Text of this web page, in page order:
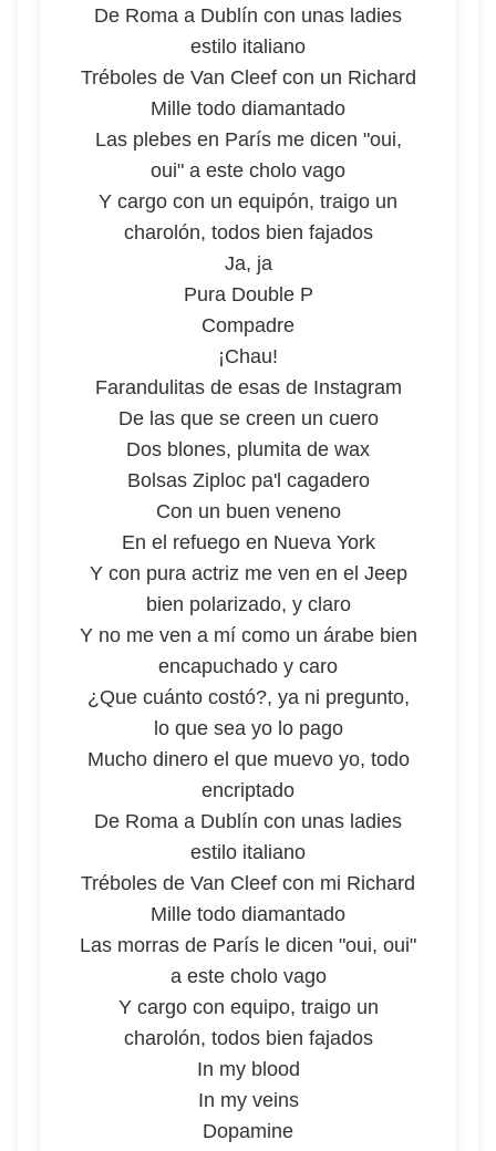
De Roma a Dublín con unas ladies
estilo italiano
Tréboles de Van Cleef con un Richard
Mille todo diamantado
Las plebes en París me dicen "oui,
oui" a este cholo vago
Y cargo con un equipón, traigo un
charolón, todos bien fajados
Ja, ja
Pura Double P
Compadre
¡Chau!
Farandulitas de esas de Instagram
De las que se creen un cuero
Dos blones, plumita de wax
Bolsas Ziploc pa'l cagadero
Con un buen veneno
En el refuego en Nueva York
Y con pura actriz me ven en el Jeep
bien polarizado, y claro
Y no me ven a mí como un árabe bien
encapuchado y caro
¿Que cuánto costó?, ya ni pregunto,
lo que sea yo lo pago
Mucho dinero el que muevo yo, todo
encriptado
De Roma a Dublín con unas ladies
estilo italiano
Tréboles de Van Cleef con mi Richard
Mille todo diamantado
Las morras de París le dicen "oui, oui"
a este cholo vago
Y cargo con equipo, traigo un
charolón, todos bien fajados
In my blood
In my veins
Dopamine